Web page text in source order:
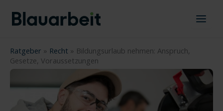
Inhalt
springen
Ratgeber » Recht » Bildungsurlaub nehmen: Anspruch,
Gesetze, Voraussetzungen